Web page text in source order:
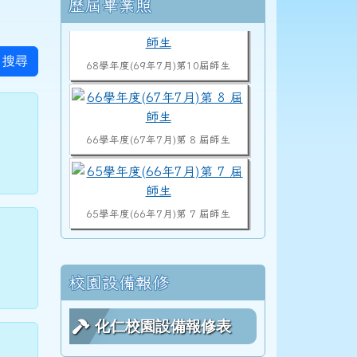
搜尋
歷屆畢業照
68學年度(69年7月)第10屆師生
66學年度(67年7月)第 8 屆師生
65學年度(66年7月)第 7 屆師生
64學年度(65年7月)第 6 屆師生
63學年度(64年7月)第 5 屆師生
校園設備報修
化仁校園設備報修表